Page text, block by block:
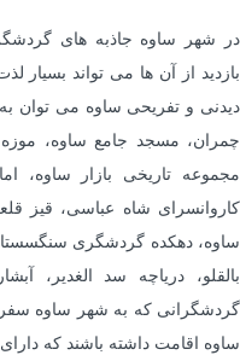
در شهر ساوه جاذبه های
بازدید از آن ها می تواند
دیدنی و تفریحی ساوه می توان
چمران، مسجد جامع ساوه،
مجموعه تاریخی بازار ساوه،
ساوه، دهکده گردشگری
بالقلو، دریاچه سد الغدیر،
گردشگرانی که به شهر ساوه سفر
ساوه اقامت داشته باشند که